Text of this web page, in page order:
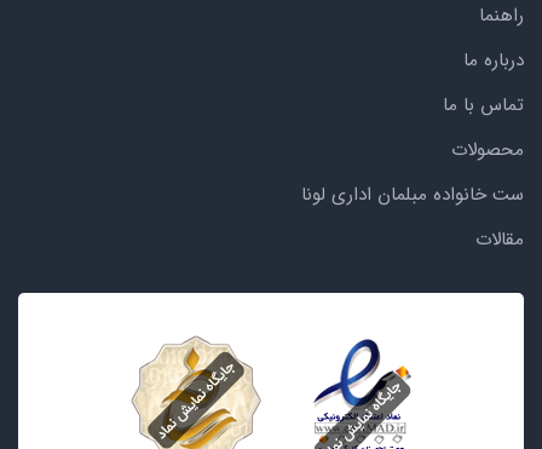
راهنما
درباره ما
تماس با ما
محصولات
ست خانواده مبلمان اداری لونا
مقالات